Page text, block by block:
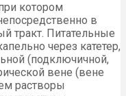
котором
в
тракт. Питательные
через катетер,
(подключичной,
вене (вене
растворы